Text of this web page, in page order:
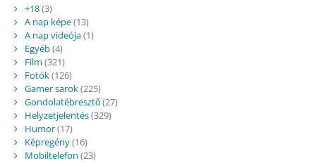
+18(3)
A nap képe(13)
A nap videója(1)
Egyéb(4)
Film (321)
Fotók(126)
Gamer sarok(225)
Gondolatébresztő(27)
Helyzetjelentés(329)
Humor(17)
Képregény(16)
Mobiltelefon (23)